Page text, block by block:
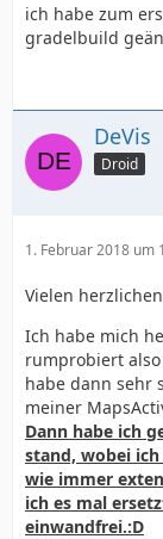
ich habe zum
gradelbuild
DeVis
Droid
1. Februar 2018 um
Vielen
Ich habe mich
rumprobiert
habe dann sehr
meiner
Dann habe ich
stand, wobei
wie immer
ich es mal
einwandfrei.:D